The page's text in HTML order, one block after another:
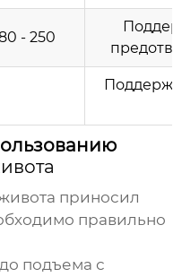
- 250
приносил
правильно
подъема с